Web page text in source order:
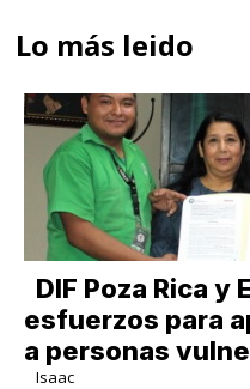
Lo más leido
DIF Poza Rica y
esfuerzos para
a personas
Isaac